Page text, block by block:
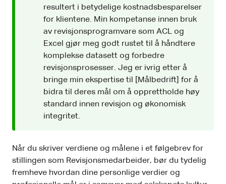
resultert i betydelige kostnadsbesparelser
for klientene. Min kompetanse innen bruk
av revisjonsprogramvare som ACL og
Excel gjør meg godt rustet til å håndtere
komplekse datasett og forbedre
revisjonsprosesser. Jeg er ivrig etter å
bringe min ekspertise til [Målbedrift] for å
bidra til deres mål om å opprettholde høy
standard innen revisjon og økonomisk
integritet.
Når du skriver verdiene og målene i et følgebrev for
stillingen som Revisjonsmedarbeider, bør du tydelig
fremheve hvordan dine personlige verdier og